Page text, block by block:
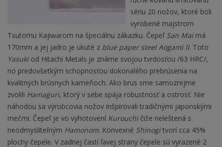
sériu 20 nožov, ktoré boli
vyrobené majstrom
Tsutomu Kajiwarom na špeciálnu zákazku. Čepeľ San Maimá
170mm a jej jadro je ukuté z blue paper steel Aogami II. Toto
Yasukiod Hitachi Metals je známe svojou tvrdosťou /63 HRC/,
no predovšetkým schopnosťou dokonalého prebrúsenia na
kvalitných brúsnych kameňoch. Ako brus sme samozrejme
zvolili Hamaguri, ktorý v sebe spája robustnosť a ostrosť. Nie
náhodou sa výrobcovia nožov inšpirovali tradičnými japonskými
mečmi. Čepeľ je vo vyhotovení Kurouchičiže neleštená s
neodmysliteľným Hamonom. Konvexné Shinogitvorí cca 45%
plochy čepele. V zadnej časti ľavej strany čepele sú vyrazené 2